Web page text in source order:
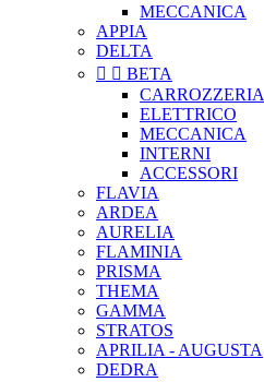
MECCANICA
APPIA
DELTA
  BETA
CARROZZERIA
ELETTRICO
MECCANICA
INTERNI
ACCESSORI
FLAVIA
ARDEA
AURELIA
FLAMINIA
PRISMA
THEMA
GAMMA
STRATOS
APRILIA - AUGUSTA
DEDRA